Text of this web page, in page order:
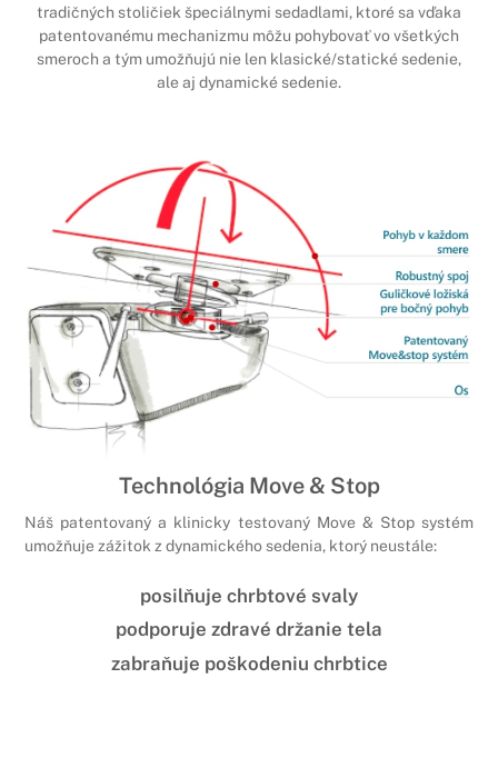
tradičných stoličiek špeciálnymi sedadlami, ktoré sa vďaka
patentovanému mechanizmu môžu pohybovať vo všetkých
smeroch a tým umožňujú nie len klasické/statické sedenie,
ale aj dynamické sedenie.
Technológia Move & Stop
Náš patentovaný a klinicky testovaný Move & Stop systém
umožňuje zážitok z dynamického sedenia, ktorý neustále:
posilňuje chrbtové svaly
podporuje zdravé držanie tela
zabraňuje poškodeniu chrbtice